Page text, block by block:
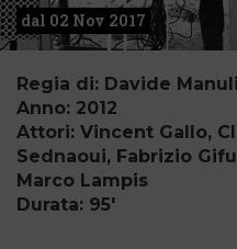
dal 02 Nov 2017
Regia di: Davide Manuli
Anno: 2012
Attori: Vincent Gallo,
Sednaoui, Fabrizio
Marco Lampis
Durata: 95'